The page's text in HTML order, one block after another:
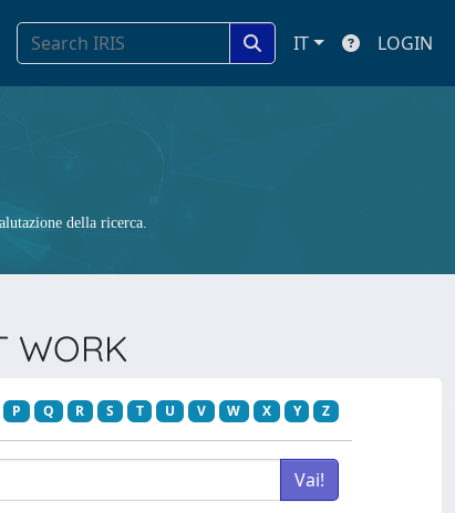
IT LOGIN
della ricerca.
WORK
P Q R S T U V W X Y Z